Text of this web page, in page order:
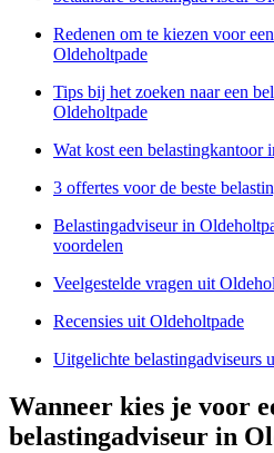
Redenen om te kiezen voor
Oldeholtpade
Tips bij het zoeken naar een
Oldeholtpade
Wat kost een belastingkantoor
3 offertes voor de beste
Belastingadviseur in
voordelen
Veelgestelde vragen uit
Recensies uit Oldeholtpade
Uitgelichte belastingadviseurs
Wanneer kies je voor
belastingadviseur in